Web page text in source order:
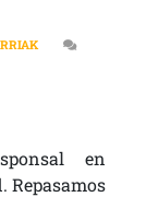
(PALESTINA):
en
Repasamos